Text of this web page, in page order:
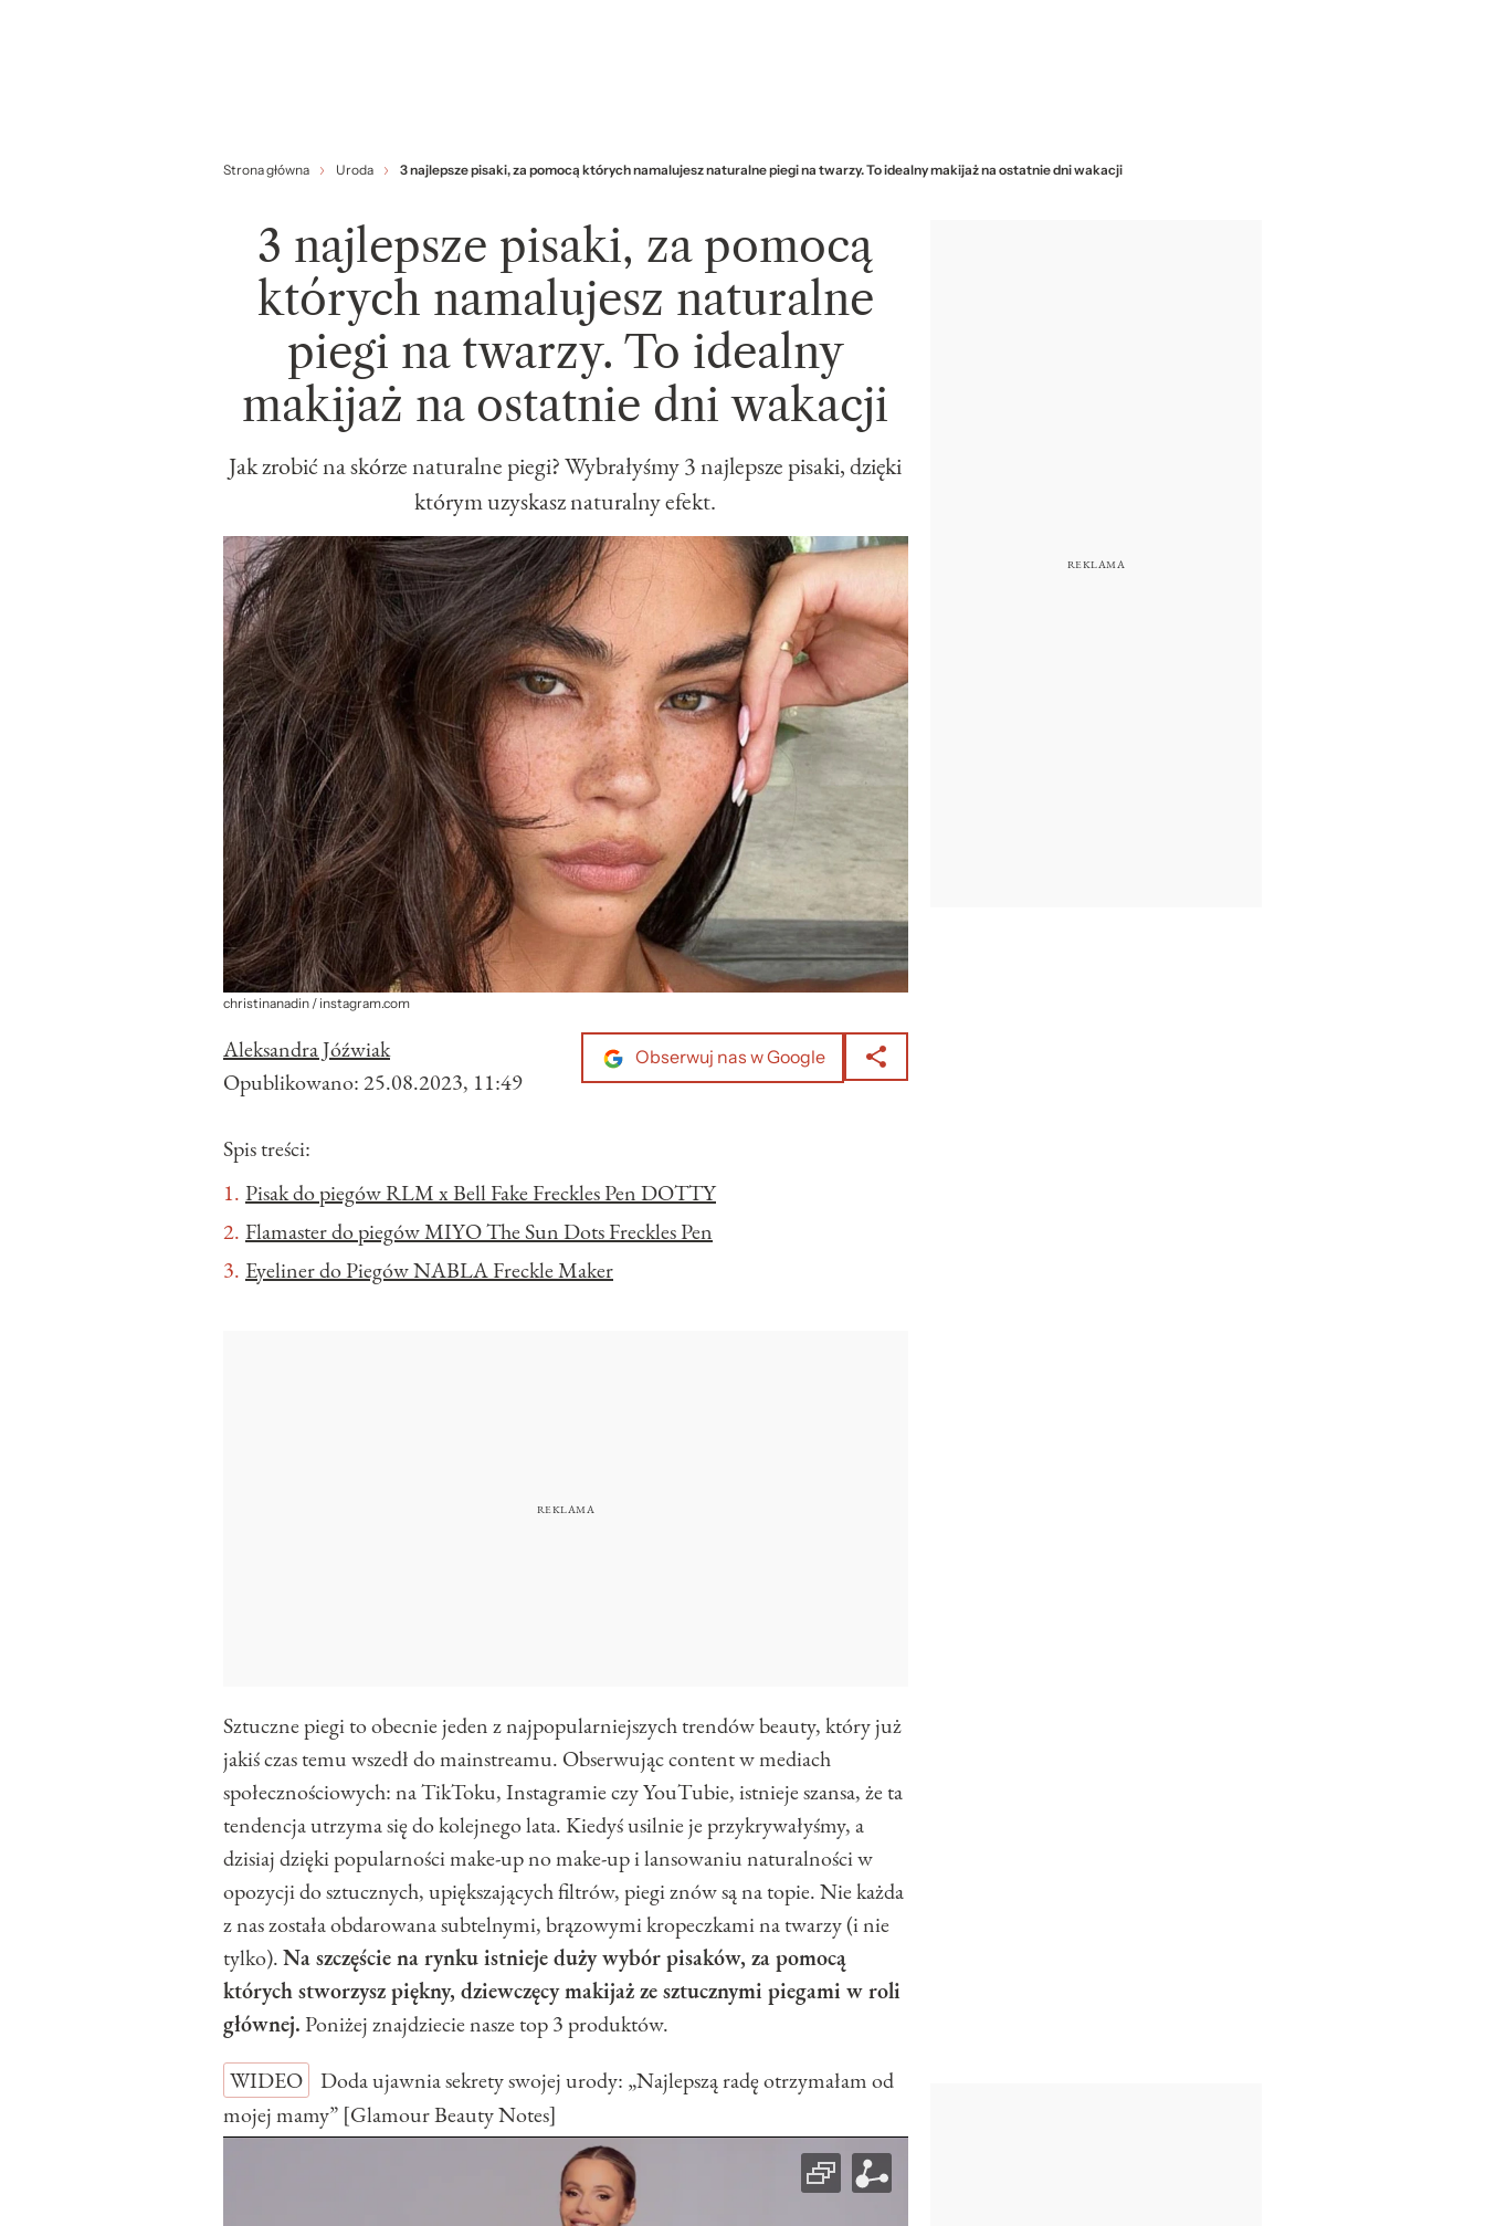
Strona główna Uroda 3 najlepsze pisaki, za pomocą których namalujesz naturalne piegi na twarzy. To idealny makijaż na ostatnie dni wakacji
3 najlepsze pisaki, za pomocą
których namalujesz naturalne
piegi na twarzy. To idealny
makijaż na ostatnie dni wakacji
Jak zrobić na skórze naturalne piegi? Wybrałyśmy 3 najlepsze pisaki, dzięki
którym uzyskasz naturalny efekt.
christinanadin / instagram.com
Aleksandra Jóźwiak
Opublikowano:25.08.2023, 11:49
Obserwuj nas w Google
Spis treści:
Pisak do piegów RLM x Bell Fake Freckles Pen DOTTY
Flamaster do piegów MIYO The Sun Dots Freckles Pen
Eyeliner do Piegów NABLA Freckle Maker
Sztuczne piegi to obecnie jeden z najpopularniejszych trendów beauty, który już
jakiś czas temu wszedł do mainstreamu. Obserwując content w mediach
społecznościowych: na TikToku, Instagramie czy YouTubie, istnieje szansa, że ta
tendencja utrzyma się do kolejnego lata. Kiedyś usilnie je przykrywałyśmy, a
dzisiaj dzięki popularności make-up no make-up i lansowaniu naturalności w
opozycji do sztucznych, upiększających filtrów, piegi znów są na topie. Nie każda
z nas została obdarowana subtelnymi, brązowymi kropeczkami na twarzy (i nie
tylko).Na szczęście na rynku istnieje duży wybór pisaków, za pomocą
których stworzysz piękny, dziewczęcy makijaż ze sztucznymi piegami w roli
głównej.Poniżej znajdziecie nasze top 3 produktów.
WIDEO
Doda ujawnia sekrety swojej urody: „Najlepszą radę otrzymałam od
mojej mamy” [Glamour Beauty Notes]